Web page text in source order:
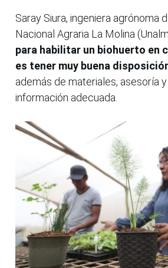
Saray Siura, ingeniera agrónoma
Nacional Agraria La Molina
para habilitar un biohuerto en
es tener muy buena
además de materiales, asesoría
información adecuada.